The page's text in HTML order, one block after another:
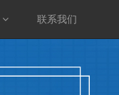
联系我们